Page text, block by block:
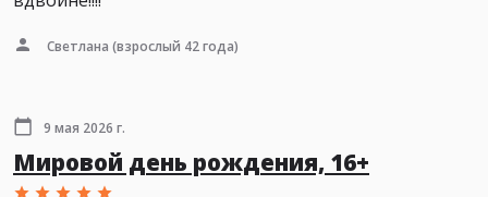
Светлана (взрослый 42 года)
9 мая 2026 г.
Мировой день рождения, 16+